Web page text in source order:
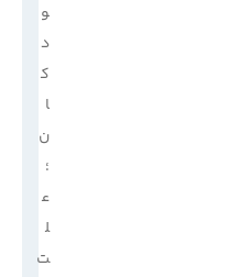
و
د
ک
ا
ن
؛
ع
ل
ت